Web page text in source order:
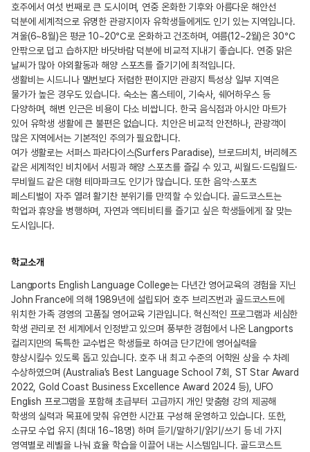
호주에서 여섯 번째로 큰 도시이며, 연중 온화한 기후와 아름다운 해안선
덕분에 세계적으로 유명한 관광지이자 유학생들에게도 인기 있는 지역입니다.
겨울(6~8월)은 평균 10~20℃로 온화하고 건조하며, 여름(12~2월)은 30℃
안팎으로 덥고 습하지만 바닷바람 덕분에 비교적 지내기 좋습니다. 연중 맑은
날씨가 많아 야외활동과 해양 스포츠를 즐기기에 최적입니다.
생활비는 시드니나 멜번보다 저렴한 편이지만 관광지 특성상 일부 지역은
물가가 높은 경우도 있습니다. 숙소는 홈스테이, 기숙사, 쉐어하우스 등
다양하며, 해변 인근은 비용이 다소 비쌉니다. 한국 음식점과 아시안 마트가
있어 유학생 생활에 큰 불편은 없습니다. 치안은 비교적 안전하나, 관광객이
많은 지역에서는 기본적인 주의가 필요합니다.
여가 생활로는 서퍼스 파라다이스(Surfers Paradise), 브로드비치, 버리헤즈
같은 세계적인 비치에서 서핑과 해양 스포츠를 즐길 수 있고, 씨월드·드림월드·
무비월드 같은 대형 테마파크도 인기가 많습니다. 또한 음악·스포츠
페스티벌이 자주 열려 활기찬 분위기를 만끽할 수 있습니다. 골드코스트는
학업과 휴양을 병행하며, 자연과 액티비티를 즐기고 싶은 학생들에게 잘 맞는
도시입니다.
학교소개
Langports English Language College는 다년간 영어교육의 경험을 지닌
John France에 의해 1989년에 설립되어 호주 브리즈번과 골드코스트에
위치한 가족 경영의 고품질 영어교육 기관입니다. 혁신적인 프로그램과 세심한
학생 관리로 전 세계에서 인정받고 있으며 풍부한 경험에서 나온 Langports
컬리지만의 독특한 교수법은 학생들로 하여금 단기간에 영어실력을
향상시킬수 있도록 돕고 있습니다. 호주 내 최고 수준의 어학원 상을 수 차례
수상하였으며 (Australia’s Best Language School 7회, ST Star Award
2022, Gold Coast Business Excellence Award 2024 등), UFO
English 프로그램을 포함해 초급부터 고급까지 개인 맞춤형 강의 제공해
학생의 실력과 목표에 맞춰 유연한 시간표 구성해 운영하고 있습니다. 또한,
소규모 수업 유지 (최대 16~18명) 하며 듣기/말하기/읽기/쓰기 등 네 가지
영역별로 레벨을 나눠 효율 학습을 이끌어 내는 시스템입니다. 골드코스트